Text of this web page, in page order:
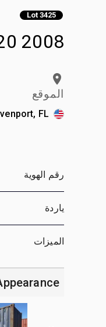
Lot 3425
2008 20 ft Standard حاويات تخزين
الموقع
FL
رقم الهوية
ياردة
الميزات